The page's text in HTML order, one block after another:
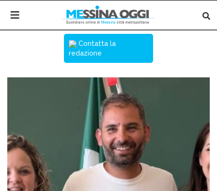
Contatta la
redazione